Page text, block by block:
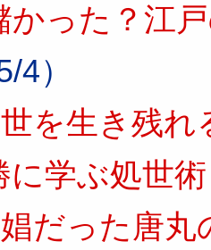
かった？江
4）
を生き残れ
に学ぶ処世術
だった唐丸